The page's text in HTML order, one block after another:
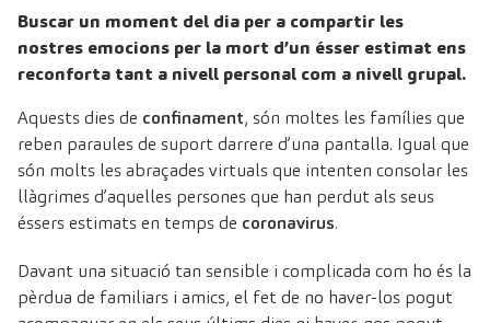
Buscar un moment del dia per a compartir les
nostres emocions per la mort d’un ésser estimat ens
reconforta tant a nivell personal com a nivell grupal.
Aquests dies de confinament, són moltes les famílies que
reben paraules de suport darrere d’una pantalla. Igual que
són molts les abraçades virtuals que intenten consolar les
llàgrimes d’aquelles persones que han perdut als seus
éssers estimats en temps de coronavirus.
Davant una situació tan sensible i complicada com ho és la
pèrdua de familiars i amics, el fet de no haver-los pogut